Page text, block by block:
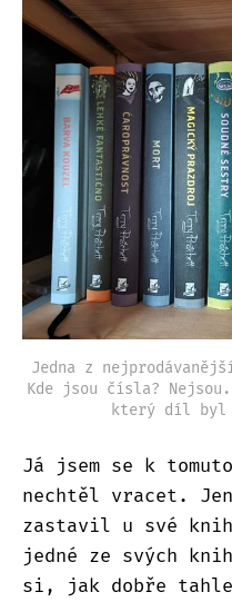
Jedna z
Kde jsou čísla?
který díl byl
Já jsem se k
nechtěl vracet.
zastavil u své
jedné ze svých
si, jak dobře